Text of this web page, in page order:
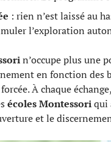
: rien n’est laissé au
l’exploration
n’occupe plus une
en fonction des
À chaque
écoles Montessoriqui
et le